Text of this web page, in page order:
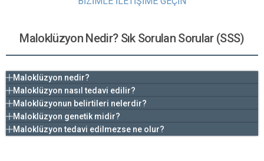
Maloklüzyon Nedir? Sık Sorulan Sorular (SSS)
Maloklüzyon nedir?
Maloklüzyon nasıl tedavi edilir?
Maloklüzyonun belirtileri nelerdir?
Maloklüzyon genetik midir?
Maloklüzyon tedavi edilmezse ne olur?